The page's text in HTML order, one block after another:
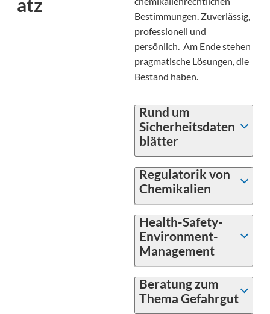
atz
Bestimmungen. Zuverlässig,
professionell und
persönlich. Am Ende stehen
pragmatische Lösungen, die
Bestand haben.
Rund um
Sicherheitsdaten
blätter
Regulatorik von
Chemikalien
Health-Safety-
Environment-
Management
Beratung zum
Thema Gefahrgut